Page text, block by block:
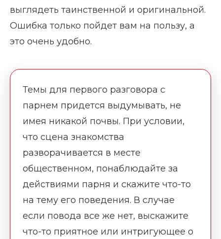
выглядеть таинственной и оригинальной.
Ошибка только пойдет вам на пользу, а
это очень удобно.
Темы для первого разговора с
парнем придется выдумывать, не
имея никакой почвы. При условии,
что сцена знакомства
разворачивается в месте
общественном, понаблюдайте за
действиями парня и скажите что-то
на тему его поведения. В случае
если повода все же нет, выскажите
что-то приятное или интригующее о